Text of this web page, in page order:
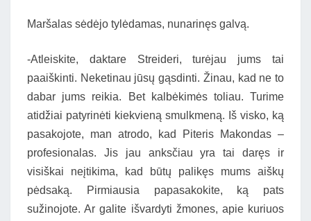
Maršalas sėdėjo tylėdamas, nunarinęs galvą.
-Atleiskite, daktare Streideri, turėjau jums tai
paaiškinti. Neketinau jūsų gąsdinti. Žinau, kad ne to
dabar jums reikia. Bet kalbėkimės toliau. Turime
atidžiai patyrinėti kiekvieną smulkmeną. Iš visko, ką
pasakojote, man atrodo, kad Piteris Makondas –
profesionalas. Jis jau anksčiau yra tai daręs ir
visiškai neįtikima, kad būtų palikęs mums aiškų
pėdsaką. Pirmiausia papasakokite, ką pats
sužinojote. Ar galite išvardyti žmones, apie kuriuos